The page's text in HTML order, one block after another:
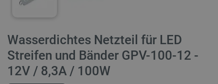
Wasserdichtes Netzteil für LED
Streifen und Bänder GPV-100-12 -
12V / 8,3A / 100W